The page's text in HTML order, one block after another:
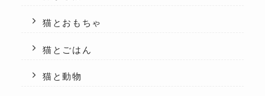
猫とおもちゃ
猫とごはん
猫と動物